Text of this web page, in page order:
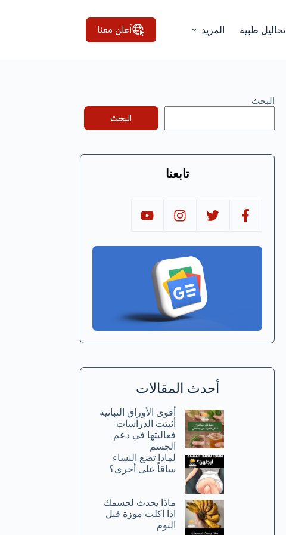
تحاليل طبية المزيد أعلن معنا
البحث
البحث
تابعنا
أحدث المقالات
أقوى الأوراق النباتية
أثبتت الدراسات
فعاليتها في دعم
الجسم
لماذا تضع النساء
ساقاً على أخرى؟
ماذا يحدث لجسمك
اذا اكلت موزة قبل
النوم